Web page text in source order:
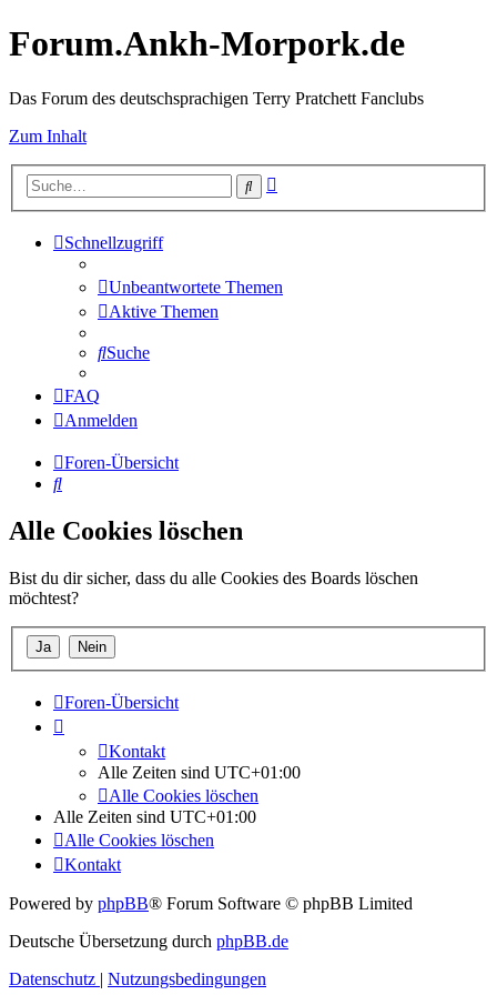
Forum.Ankh-Morpork.de
Das Forum des deutschsprachigen Terry Pratchett Fanclubs
Zum Inhalt
Suche
Schnellzugriff
Unbeantwortete Themen
Aktive Themen
Suche
FAQ
Anmelden
Foren-Übersicht
Suche
Alle Cookies löschen
Bist du dir sicher, dass du alle Cookies des Boards löschen
möchtest?
Foren-Übersicht
Kontakt
Alle Zeiten sind UTC+01:00
Alle Cookies löschen
Alle Zeiten sind UTC+01:00
Alle Cookies löschen
Kontakt
Powered by phpBB® Forum Software © phpBB Limited
Deutsche Übersetzung durch phpBB.de
Datenschutz | Nutzungsbedingungen